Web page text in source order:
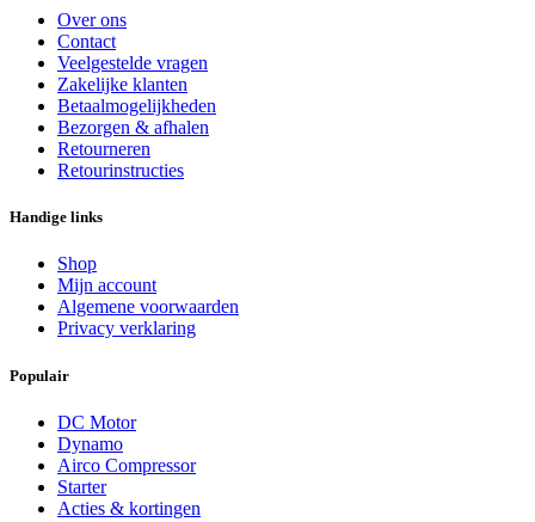
Over ons
Contact
Veelgestelde vragen
Zakelijke klanten
Betaalmogelijkheden
Bezorgen & afhalen
Retourneren
Retourinstructies
Handige links
Shop
Mijn account
Algemene voorwaarden
Privacy verklaring
Populair
DC Motor
Dynamo
Airco Compressor
Starter
Acties & kortingen